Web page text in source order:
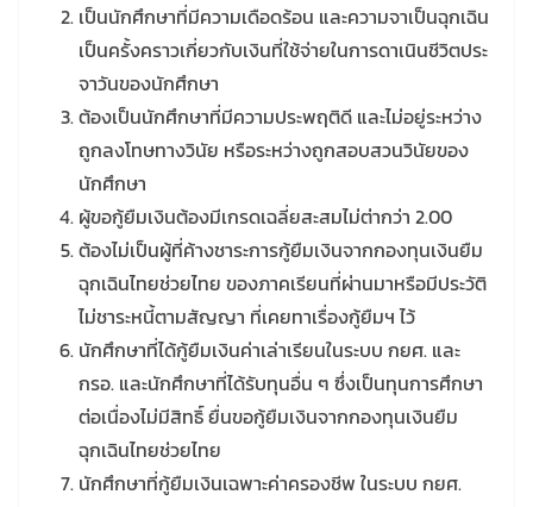
เป็นนักศึกษาที่มีความเดือดร้อน และความจาเป็นฉุกเฉิน
เป็นครั้งคราวเกี่ยวกับเงินที่ใช้จ่ายในการดาเนินชีวิตประ
จาวันของนักศึกษา
ต้องเป็นนักศึกษาที่มีความประพฤติดี และไม่อยู่ระหว่าง
ถูกลงโทษทางวินัย หรือระหว่างถูกสอบสวนวินัยของ
นักศึกษา
ผู้ขอกู้ยืมเงินต้องมีเกรดเฉลี่ยสะสมไม่ต่ากว่า 2.00
ต้องไม่เป็นผู้ที่ค้างชาระการกู้ยืมเงินจากกองทุนเงินยืม
ฉุกเฉินไทยช่วยไทย ของภาคเรียนที่ผ่านมาหรือมีประวัติ
ไม่ชาระหนี้ตามสัญญา ที่เคยทาเรื่องกู้ยืมฯ ไว้
นักศึกษาที่ได้กู้ยืมเงินค่าเล่าเรียนในระบบ กยศ. และ
กรอ. และนักศึกษาที่ได้รับทุนอื่น ๆ ซึ่งเป็นทุนการศึกษา
ต่อเนื่องไม่มีสิทธิ์ ยื่นขอกู้ยืมเงินจากกองทุนเงินยืม
ฉุกเฉินไทยช่วยไทย
นักศึกษาที่กู้ยืมเงินเฉพาะค่าครองชีพ ในระบบ กยศ.